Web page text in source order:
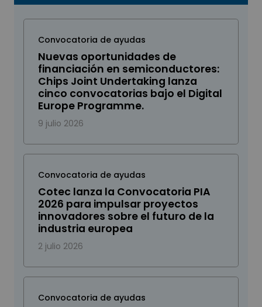
Convocatoria de ayudas
Nuevas oportunidades de
financiación en semiconductores:
Chips Joint Undertaking lanza
cinco convocatorias bajo el Digital
Europe Programme.
9 julio 2026
Convocatoria de ayudas
Cotec lanza la Convocatoria PIA
2026 para impulsar proyectos
innovadores sobre el futuro de la
industria europea
2 julio 2026
Convocatoria de ayudas